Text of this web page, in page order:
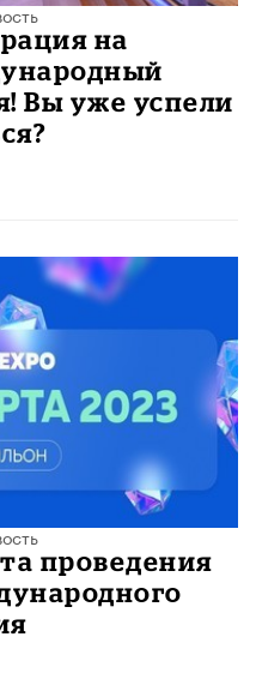
на
Вы уже успели
проведения